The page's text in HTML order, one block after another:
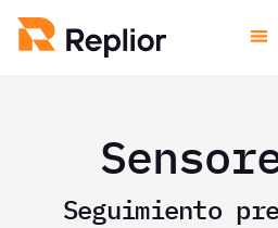
Seguimiento